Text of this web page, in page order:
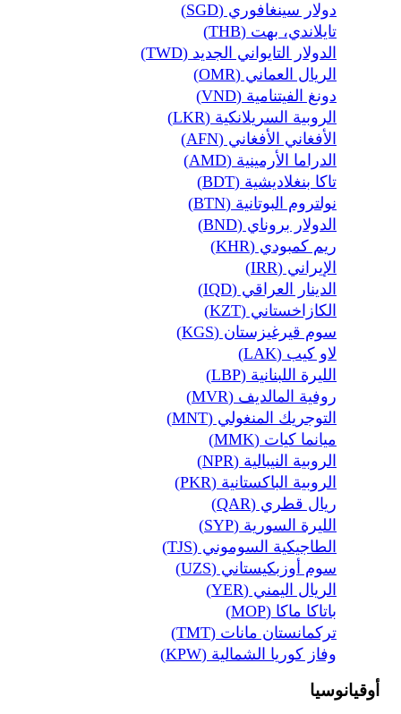
دولار سينغافوري (SGD)
تايلاندي، بهت (THB)
الدولار التايواني الجديد (TWD)
الريال العماني (OMR)
دونغ الفيتنامية (VND)
الروبية السريلانكية (LKR)
الأفغاني الأفغاني (AFN)
الدراما الأرمينية (AMD)
تاكا بنغلاديشية (BDT)
نولتروم البوتانية (BTN)
الدولار بروناي (BND)
ريم كمبودي (KHR)
الإيراني (IRR)
الدينار العراقي (IQD)
الكازاخستاني (KZT)
سوم قيرغيزستان (KGS)
لاو كيب (LAK)
الليرة اللبنانية (LBP)
روفية المالديف (MVR)
التوجريك المنغولي (MNT)
ميانما كيات (MMK)
الروبية النيبالية (NPR)
الروبية الباكستانية (PKR)
ريال قطري (QAR)
الليرة السورية (SYP)
الطاجيكية السوموني (TJS)
سوم أوزبكيستاني (UZS)
الريال اليمني (YER)
باتاكا ماكا (MOP)
تركمانستان مانات (TMT)
وفاز كوريا الشمالية (KPW)
أوقيانوسيا